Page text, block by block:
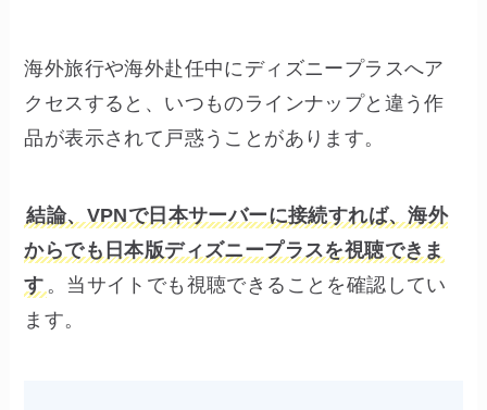
海外旅行や海外赴任中にディズニープラスへア
クセスすると、いつものラインナップと違う作
品が表示されて戸惑うことがあります。
結論、VPNで日本サーバーに接続すれば、海外
からでも日本版ディズニープラスを視聴できま
す 。当サイトでも視聴できることを確認してい
ます。